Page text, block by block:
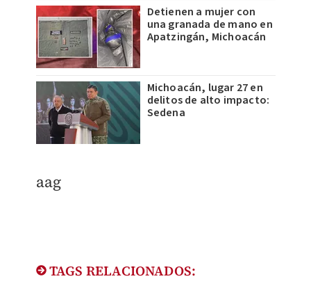
Detienen a mujer con
una granada de mano en
Apatzingán, Michoacán
Michoacán, lugar 27 en
delitos de alto impacto:
Sedena
aag
TAGS RELACIONADOS: